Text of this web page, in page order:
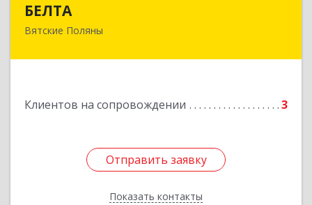
БЕЛТА
Вятские Поляны
Клиентов на сопровождении 3
Отправить заявку
Показать контакты
612960, Кировская обл, Вятские Поляны г,
Отправить заявку
Назад